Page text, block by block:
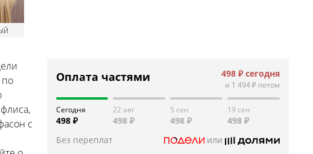
по
с
Оплата частями 498 ₽сегодня
и 1 494 ₽потом
Сегодня
498 ₽
22 авг
498 ₽
5 сен
498 ₽
19 сен
498 ₽
Без переплат
или